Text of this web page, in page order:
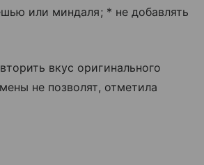
или миндаля; * не добавлять
вкус оригинального
не позволят, отметила